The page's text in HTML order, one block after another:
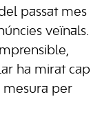
passat mes
veïnals.
ha mirat cap
mesura per